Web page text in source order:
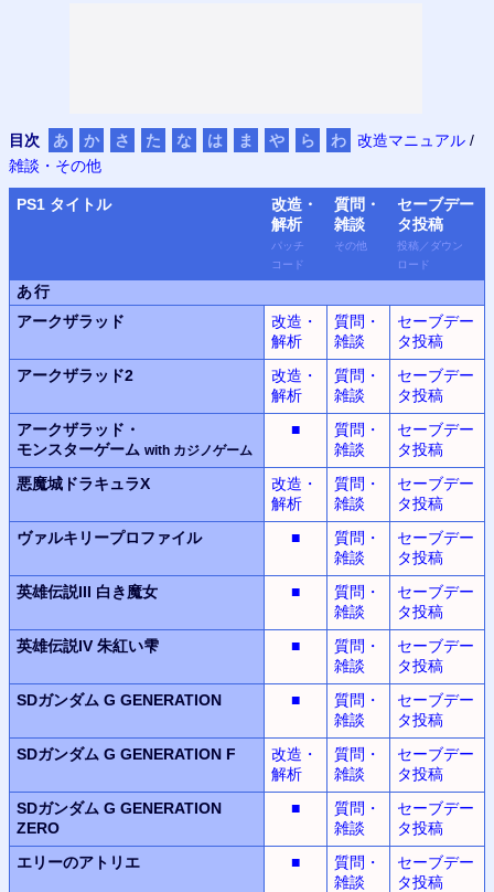
目次 あ か さ た な は ま や ら わ 改造マニュアル /
雑談・その他
PS1 タイトル
改造・
解析
パッチ
コード
質問・
雑談
その他
セーブデー
タ投稿
投稿 ／ ダウン
ロード
あ行
アークザラッド
改造・
解析
質問・
雑談
セーブデー
タ投稿
アークザラッド2
改造・
解析
質問・
雑談
セーブデー
タ投稿
アークザラッド・
モンスターゲーム with カジノゲーム
■
質問・
雑談
セーブデー
タ投稿
悪魔城ドラキュラX
改造・
解析
質問・
雑談
セーブデー
タ投稿
ヴァルキリープロファイル
■
質問・
雑談
セーブデー
タ投稿
英雄伝説III 白き魔女 ■
質問・
雑談
セーブデー
タ投稿
英雄伝説IV 朱紅い雫 ■
質問・
雑談
セーブデー
タ投稿
SDガンダム G GENERATION
■
質問・
雑談
セーブデー
タ投稿
SDガンダム G GENERATION F
改造・
解析
質問・
雑談
セーブデー
タ投稿
SDガンダム G GENERATION
ZERO
■
質問・
雑談
セーブデー
タ投稿
エリーのアトリエ
■
質問・
雑談
セーブデー
タ投稿